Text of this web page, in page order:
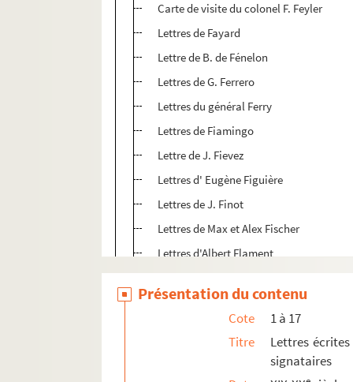
Carte de visite du colonel F. Feyler
Lettres de Fayard
Lettre de B. de Fénelon
Lettres de G. Ferrero
Lettres du général Ferry
Lettres de Fiamingo
Lettre de J. Fievez
Lettres d' Eugène Figuière
Lettres de J. Finot
Lettres de Max et Alex Fischer
Lettres d'Albert Flament
Lettres de Paul Flat
Lettres de Robert de Flers
Lettres de Fleury Guaglino
Lettres et cartes de visite du docteur
Présentation du contenu
Cote
1 à 17
Titre
Lettres
signataires